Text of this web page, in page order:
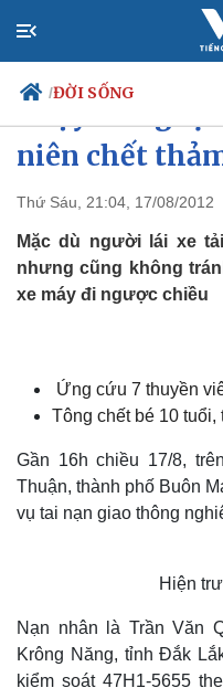
/ĐỜI SỐNG
Chính trị
Đảng
Tổ chức nhân sự
Quốc hội
Nhận diện sự thật
niên chết
Thứ Sáu, 21:04, 17/08/2012
Mặc dù người lái xe
nhưng cũng không
xe máy đi ngược chiều
Ứng cứu 7 thuyền
Tông chết bé 10 tuổi,
Gần 16h chiều 17/8,
Thuận, thành phố Buôn
vụ tai nạn giao thông
Hiện
Nạn nhân là Trần Văn
Krông Năng, tỉnh Đắk
kiểm soát 47H1-5655